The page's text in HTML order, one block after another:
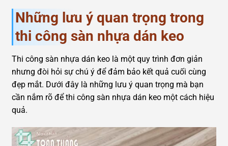
Những lưu ý quan trọng trong
thi công sàn nhựa dán keo
Thi công sàn nhựa dán keo là một quy trình đơn giản
nhưng đòi hỏi sự chú ý để đảm bảo kết quả cuối cùng
đẹp mắt. Dưới đây là những lưu ý quan trọng mà bạn
cần nắm rõ để thi công sàn nhựa dán keo một cách hiệu
quả.